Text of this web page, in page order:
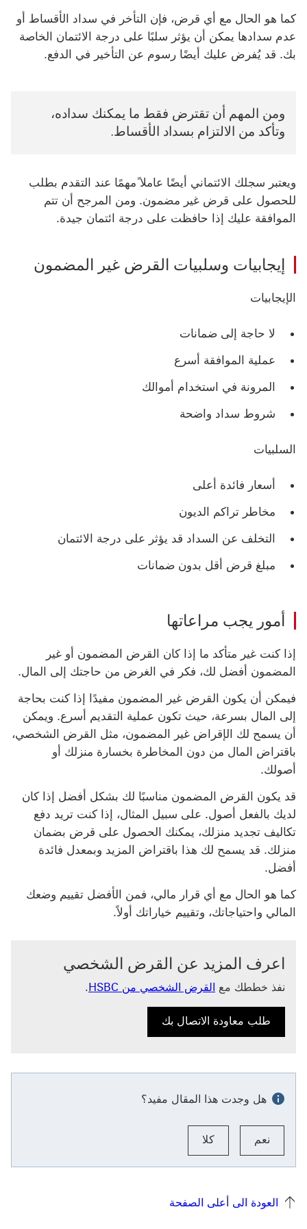
كما هو الحال مع أي قرض، فإن التأخر في سداد الأقساط أو
عدم سدادها يمكن أن يؤثر سلبًا على درجة الائتمان الخاصة
بك. قد يُفرض عليك أيضًا رسوم عن التأخير في الدفع.
ومن المهم أن تقترض فقط ما يمكنك سداده،
وتأكد من الالتزام بسداد الأقساط.
ويعتبر سجلك الائتماني أيضًا عاملا ًمهمًا عند التقدم بطلب
للحصول على قرض غير مضمون. ومن المرجح أن تتم
الموافقة عليك إذا حافظت على درجة ائتمان جيدة.
إيجابيات وسلبيات القرض غير المضمون
الإيجابيات
لا حاجة إلى ضمانات
عملية الموافقة أسرع
المرونة في استخدام أموالك
شروط سداد واضحة
السلبيات
أسعار فائدة أعلى
مخاطر تراكم الديون
التخلف عن السداد قد يؤثر على درجة الائتمان
مبلغ قرض أقل بدون ضمانات
أمور يجب مراعاتها
إذا كنت غير متأكد ما إذا كان القرض المضمون أو غير
المضمون أفضل لك، فكر في الغرض من حاجتك إلى المال.
فيمكن أن يكون القرض غير المضمون مفيدًا إذا كنت بحاجة
إلى المال بسرعة، حيث تكون عملية التقديم أسرع. ويمكن
أن يسمح لك الإقراض غير المضمون، مثل القرض الشخصي،
باقتراض المال من دون المخاطرة بخسارة منزلك أو
أصولك.
قد يكون القرض المضمون مناسبًا لك بشكل أفضل إذا كان
لديك بالفعل أصول. على سبيل المثال، إذا كنت تريد دفع
تكاليف تجديد منزلك، يمكنك الحصول على قرض بضمان
منزلك. قد يسمح لك هذا باقتراض المزيد وبمعدل فائدة
أفضل.
كما هو الحال مع أي قرار مالي، فمن الأفضل تقييم وضعك
المالي واحتياجاتك، وتقييم خياراتك أولاً.
اعرف المزيد عن القرض الشخصي
نفذ خططك مع القرض الشخصي من HSBC .
طلب معاودة الاتصال بك
طلب معاودة الاتصال بك عن القرض الشخصي من HSBC
هل وجدت هذا المقال مفيد؟
نعم كلا
العودة الى أعلى الصفحة